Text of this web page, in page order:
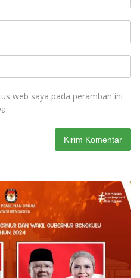
web saya pada peramban ini